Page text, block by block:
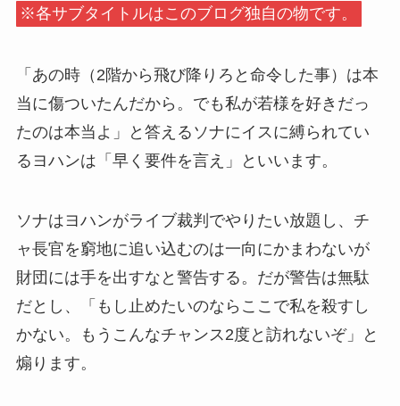
※各サブタイトルはこのブログ独自の物です。
「あの時（2階から飛び降りろと命令した事）は本
当に傷ついたんだから。でも私が若様を好きだっ
たのは本当よ」と答えるソナにイスに縛られてい
るヨハンは「早く要件を言え」といいます。
ソナはヨハンがライブ裁判でやりたい放題し、チ
ャ長官を窮地に追い込むのは一向にかまわないが
財団には手を出すなと警告する。だが警告は無駄
だとし、「もし止めたいのならここで私を殺すし
かない。もうこんなチャンス2度と訪れないぞ」と
煽ります。